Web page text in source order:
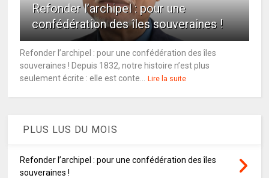
Refonder l’archipel : pour une
confédération des îles souveraines !
Refonder l’archipel : pour une confédération des îles
souveraines ! Depuis 1832, notre histoire n’est plus
seulement écrite : elle est conte...
Lire la suite
PLUS LUS DU MOIS
Refonder l’archipel : pour une confédération des îles
souveraines !